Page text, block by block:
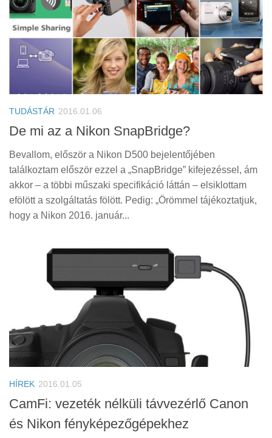
Szoftver
Firmware
Tudástár
Érdekességek
Helyszíni Riport
E-BB
TUDÁSTÁR 2016.01.06
De mi az a Nikon SnapBridge?
Bevallom, először a Nikon D500 bejelentőjében
találkoztam először ezzel a „SnapBridge” kifejezéssel, ám
akkor – a többi műszaki specifikáció láttán – elsiklottam
efölött a szolgáltatás fölött. Pedig: „Örömmel tájékoztatjuk,
hogy a Nikon 2016. január...
HÍREK 2016.01.05
CamFi: vezeték nélküli távvezérlő Canon
és Nikon fényképezőgépekhez